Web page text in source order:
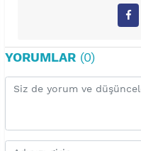
YORUMLAR (0)